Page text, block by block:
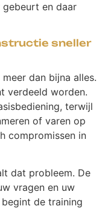
en daar
sneller
dan bijna alles.
verdeeld worden.
terwijl
of varen op
compromissen in
dat probleem. De
vragen en uw
de training